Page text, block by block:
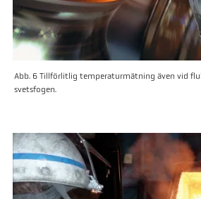
Abb. 6 Tillförlitlig temperaturmätning även vid
svetsfogen.